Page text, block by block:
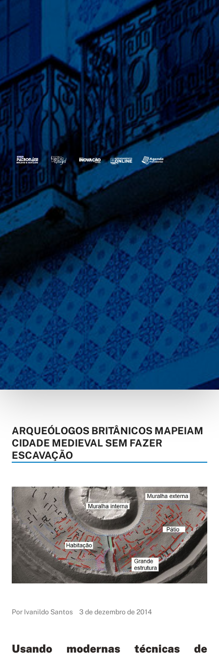
ARQUEÓLOGOS BRITÂNICOS MAPEIAM
CIDADE MEDIEVAL SEM FAZER
ESCAVAÇÃO
Por Ivanildo Santos 3 de dezembro de 2014
Usando modernas técnicas de